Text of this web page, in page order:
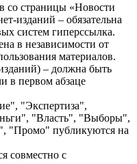
со страницы «Новости
изданий – обязательна
систем гиперссылка.
в независимости от
материалов.
– должна быть
в первом абзаце
"Экспертиза",
"Власть", "Выборы",
"Промо" публикуются на
совместно с